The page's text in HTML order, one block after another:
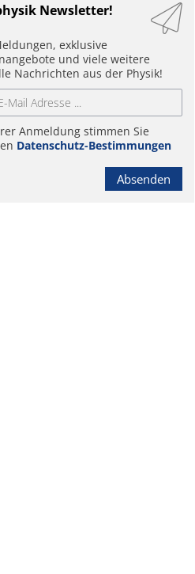
Newsletter!
exklusive
und viele weitere
Nachrichten aus der Physik!
Anmeldung stimmen Sie
Datenschutz-Bestimmungen
Absenden